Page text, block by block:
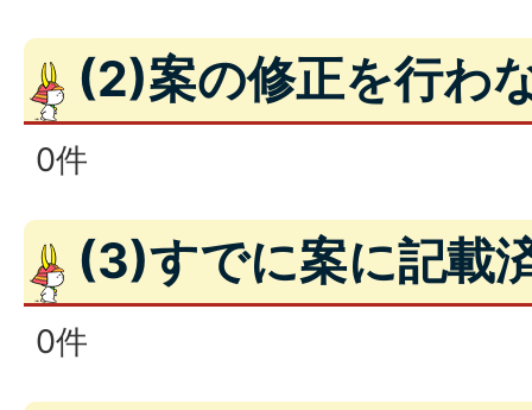
(2)案の修正を行わ
0件
(3)すでに案に記載
0件